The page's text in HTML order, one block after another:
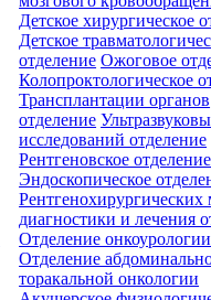
Детское хирургическое
Детское
отделение Ожоговое
Колопроктологическое
Трансплантации органов
отделение
исследований отделение
Рентгеновское отделение
Эндоскопическое
Рентгенохирургических
диагностики и лечения
Отделение онкоурологии
Отделение
торакальной онкологии